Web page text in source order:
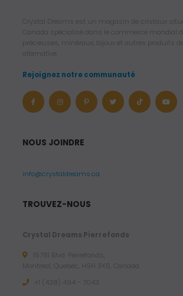
.
4
$
U
D
1
.
5
$
U
Crystal Dreams est un magasin de cristaux
Canada spécialisé dans le commerce mondial
précieuses, minéraux, bijoux et autres produits
alternative.
Rejoignez notre communauté
NOUS JOINDRE
info@crystaldreams.ca
TROUVEZ-NOUS
Crystal Dreams Pierrefonds
15781 Blvd. Pierrefonds,
Montreal, Quebec, H9H 3X6, Canada
+1 (438) 494 - 7043